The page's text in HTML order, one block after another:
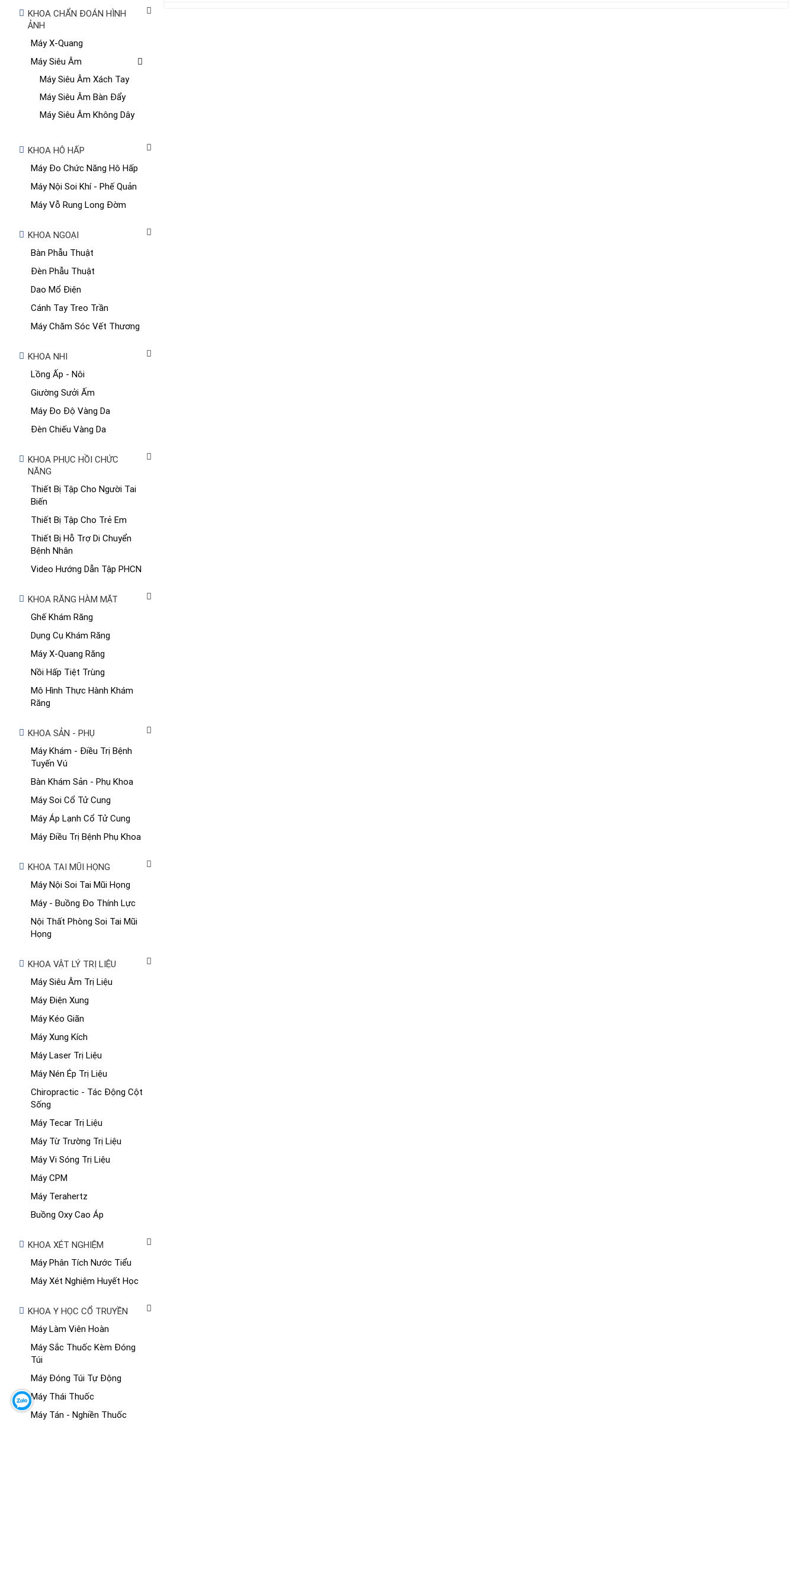
KHOA CHẨN ĐOÁN HÌNH
ẢNH
Máy X-Quang
Máy Siêu Âm
Máy Siêu Âm Xách Tay
Máy Siêu Âm Bàn Đẩy
Máy Siêu Âm Không Dây
KHOA HÔ HẤP
Máy Đo Chức Năng Hô Hấp
Máy Nội Soi Khí - Phế Quản
Máy Vỗ Rung Long Đờm
KHOA NGOẠI
Bàn Phẫu Thuật
Đèn Phẫu Thuật
Dao Mổ Điện
Cánh Tay Treo Trần
Máy Chăm Sóc Vết Thương
KHOA NHI
Lồng Ấp - Nôi
Giường Sưởi Ấm
Máy Đo Độ Vàng Da
Đèn Chiếu Vàng Da
KHOA PHỤC HỒI CHỨC
NĂNG
Thiết Bị Tập Cho Người Tai
Biến
Thiết Bị Tập Cho Trẻ Em
Thiết Bị Hỗ Trợ Di Chuyển
Bệnh Nhân
Video Hướng Dẫn Tập PHCN
KHOA RĂNG HÀM MẶT
Ghế Khám Răng
Dụng Cụ Khám Răng
Máy X-Quang Răng
Nồi Hấp Tiệt Trùng
Mô Hình Thực Hành Khám
Răng
KHOA SẢN - PHỤ
Máy Khám - Điều Trị Bệnh
Tuyến Vú
Bàn Khám Sản - Phụ Khoa
Máy Soi Cổ Tử Cung
Máy Áp Lạnh Cổ Tử Cung
Máy Điều Trị Bệnh Phụ Khoa
KHOA TAI MŨI HỌNG
Máy Nội Soi Tai Mũi Họng
Máy - Buồng Đo Thính Lực
Nội Thất Phòng Soi Tai Mũi
Họng
KHOA VẬT LÝ TRỊ LIỆU
Máy Siêu Âm Trị Liệu
Máy Điện Xung
Máy Kéo Giãn
Máy Xung Kích
Máy Laser Trị Liệu
Máy Nén Ép Trị Liệu
Chiropractic - Tác Động Cột
Sống
Máy Tecar Trị Liệu
Máy Từ Trường Trị Liệu
Máy Vi Sóng Trị Liệu
Máy CPM
Máy Terahertz
Buồng Oxy Cao Áp
KHOA XÉT NGHIỆM
Máy Phân Tích Nước Tiểu
Máy Xét Nghiệm Huyết Học
KHOA Y HỌC CỔ TRUYỀN
Máy Làm Viên Hoàn
Máy Sắc Thuốc Kèm Đóng
Túi
Máy Đóng Túi Tự Động
Máy Thái Thuốc
Máy Tán - Nghiền Thuốc